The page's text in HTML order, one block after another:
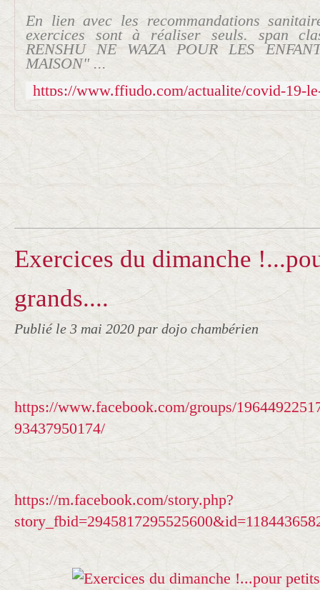
En lien avec les recommandations
exercices sont à réaliser seuls. span
RENSHU NE WAZA POUR LES
MAISON" ...
Exercices du dimanche
grands....
Publié le 3 mai 2020 par dojo chambérien
https://www.facebook.com/groups/
93437950174/
https://m.facebook.com/story.php?